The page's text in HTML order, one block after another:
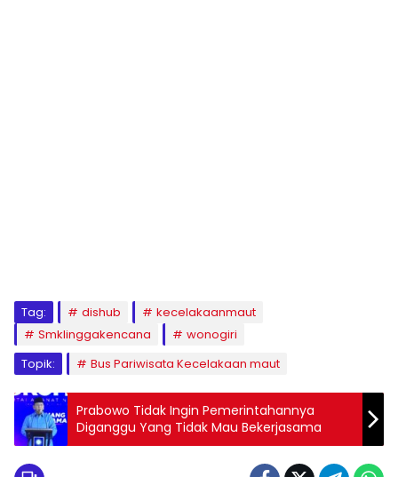
Tag: dishub
kecelakaanmaut
Smklinggakencana
wonogiri
Topik:
Bus Pariwisata Kecelakaan maut
Prabowo Tidak Ingin Pemerintahannya
Diganggu Yang Tidak Mau Bekerjasama